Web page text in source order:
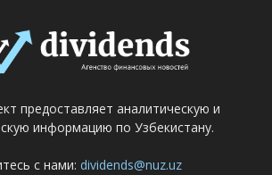
предоставляет аналитическую и
информацию по Узбекистану.
с нами: dividends@nuz.uz